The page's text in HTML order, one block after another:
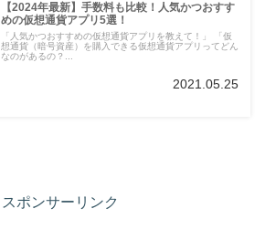
【2024年最新】手数料も比較！人気かつおすす
めの仮想通貨アプリ5選！
「人気かつおすすめの仮想通貨アプリを教えて！」 「仮
想通貨（暗号資産）を購入できる仮想通貨アプリってどん
なのがあるの？...
2021.05.25
スポンサーリンク